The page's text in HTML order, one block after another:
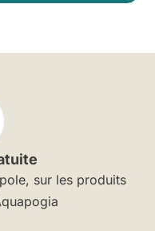
sur les produits